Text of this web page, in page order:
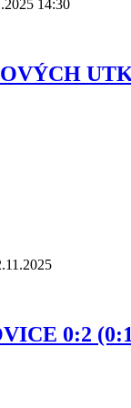
14:30
0:2